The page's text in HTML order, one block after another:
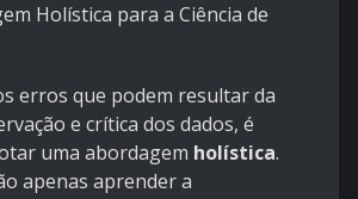
Holística para a Ciência de
erros que podem resultar da
e crítica dos dados, é
uma abordagem holística.
apenas aprender a